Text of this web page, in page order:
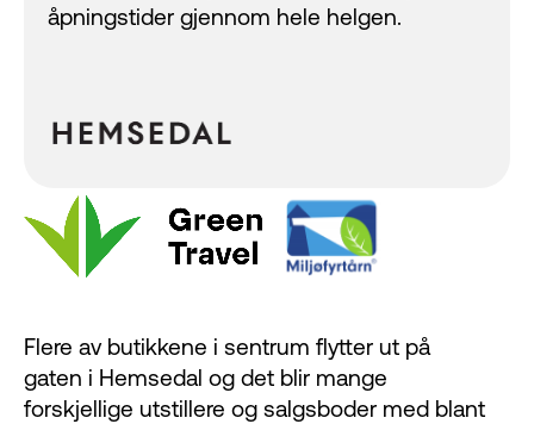
Flere av butikkene i sentrum flytter ut på
gaten i Hemsedal og det blir mange
forskjellige utstillere og salgsboder med blant
åpningstider gjennom hele helgen.